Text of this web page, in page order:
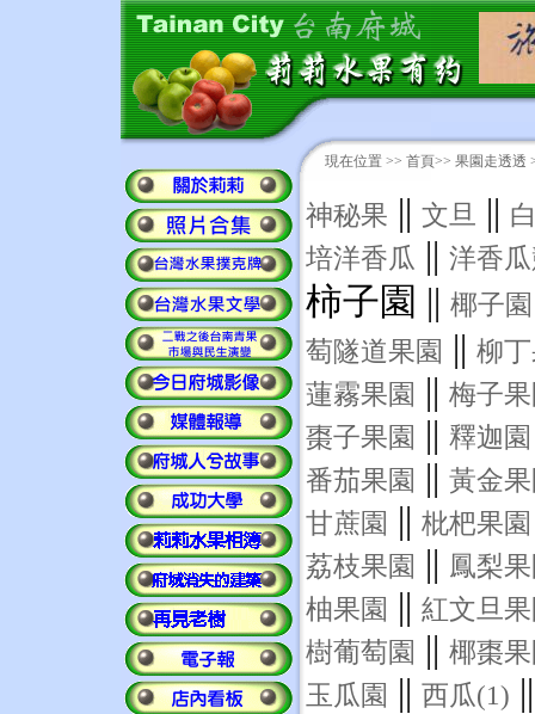
神秘果 || 文旦 ||
培洋香瓜 || 洋香
柿子園 || 椰子園
萄隧道果園 || 柳
蓮霧果園 || 梅子
棗子果園 || 釋迦園
番茄果園 || 黃金
甘蔗園 || 枇杷果園
荔枝果園 || 鳳梨
柚果園 || 紅文旦
樹葡萄園 || 椰棗
玉瓜園 || 西瓜(1)
現在位置 >> 首頁>> 果園走透透